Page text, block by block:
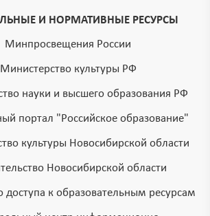
И НОРМАТИВНЫЕ РЕСУРСЫ
Минпросвещения России
Министерство культуры РФ
науки и высшего образования РФ
портал "Российское образование"
культуры Новосибирской области
Новосибирской области
доступа к образовательным ресурсам